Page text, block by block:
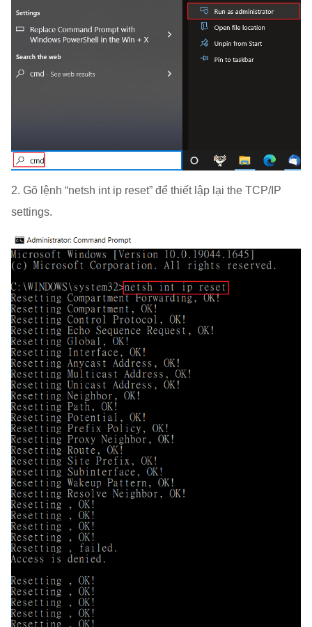
2. Gõ lệnh “netsh int ip reset” để thiết lập lại the TCP/IP
settings.